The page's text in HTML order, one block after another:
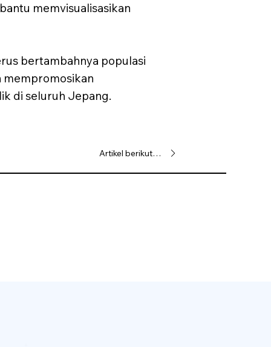
memvisualisasikan
bertambahnya populasi
mempromosikan
di seluruh Jepang.
Artikel berikutnya